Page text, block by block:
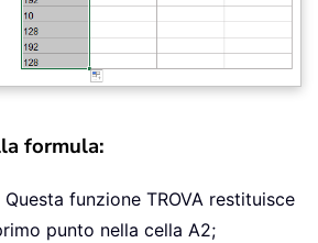
formula:
Questa funzione TROVA restituisce
punto nella cella A2;